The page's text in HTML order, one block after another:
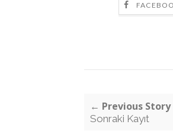
← Previous Story
Sonraki Kayıt